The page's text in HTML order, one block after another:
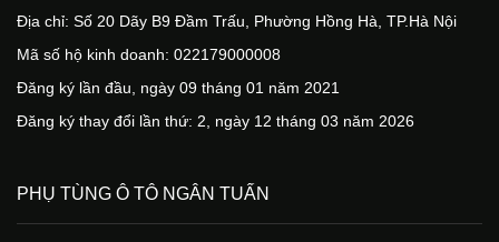
Địa chỉ: Số 20 Dãy B9 Đầm Trấu, Phường Hồng Hà, TP.Hà Nội
Mã số hộ kinh doanh: 022179000008
Đăng ký lần đầu, ngày 09 tháng 01 năm 2021
Đăng ký thay đổi lần thứ: 2, ngày 12 tháng 03 năm 2026
PHỤ TÙNG Ô TÔ NGÂN TUẤN